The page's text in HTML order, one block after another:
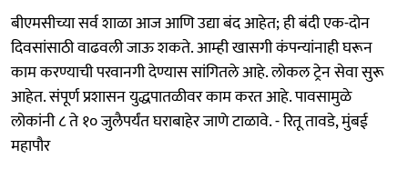
बीएमसीच्या सर्व शाळा आज आणि उद्या बंद आहेत; ही बंदी एक-दोन
दिवसांसाठी वाढवली जाऊ शकते. आम्ही खासगी कंपन्यांनाही घरून
काम करण्याची परवानगी देण्यास सांगितले आहे. लोकल ट्रेन सेवा सुरू
आहेत. संपूर्ण प्रशासन युद्धपातळीवर काम करत आहे. पावसामुळे
लोकांनी ८ ते १० जुलैपर्यंत घराबाहेर जाणे टाळावे. - रितू तावडे, मुंबई
महापौर